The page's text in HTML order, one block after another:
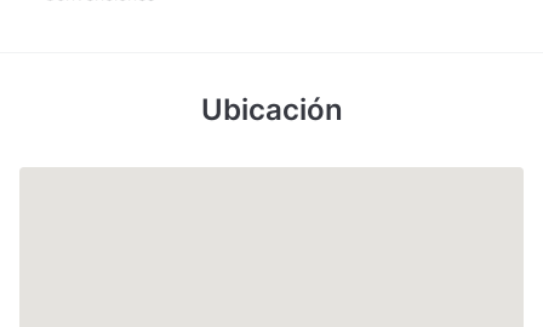
Ubicación